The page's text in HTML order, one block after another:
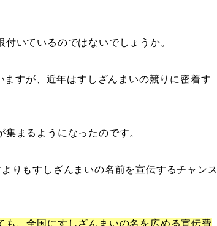
付いているのではないでしょうか。
すが、近年はすしざんまいの競りに密着す
まるようになったのです。
りもすしざんまいの名前を宣伝するチャンス
、全国にすしざんまいの名を広める宣伝費